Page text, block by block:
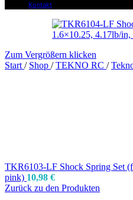
Kontakt
Zum Vergrößern klicken
Start / Shop / TEKNO RC /
TKR6103-LF Shock Spring Set
pink) 10,98 €
Zurück zu den Produkten